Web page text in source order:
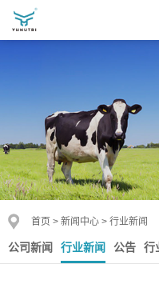
首页 > 新闻中心 > 行业新闻
公司新闻 行业新闻 公告 行